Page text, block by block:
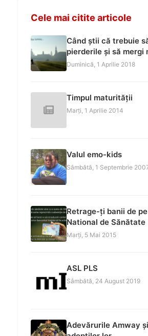
Cele mai citite articole
Când știi că trebuie
pierderile și să mergi
Duminică, 1 Aprilie 2018
Timpul maturității
Marți, 1 Aprilie 2014
Valul emo-kids
Sâmbătă, 1 Septembrie
Retrage-ți banii de
National de Sănătate
Marți, 5 Mai 2015
ASL PLS
Sâmbătă, 24 August 2019
Adevărurile Amway